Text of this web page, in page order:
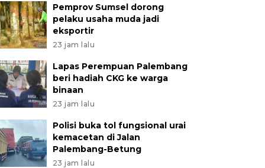
Pemprov Sumsel dorong
pelaku usaha muda jadi
eksportir
23 jam lalu
Lapas Perempuan Palembang
beri hadiah CKG ke warga
binaan
23 jam lalu
Polisi buka tol fungsional urai
kemacetan di Jalan
Palembang-Betung
23 jam lalu